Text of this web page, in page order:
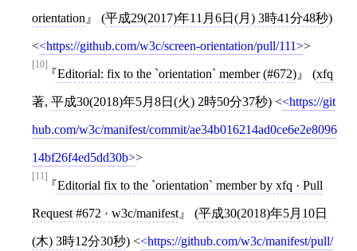
orientation (平成29(2017)年11月6日(月) 3時41分48秒)
< https://github.com/w3c/screen-orientation/pull/111 >
[10]
Editorial: fix to the `orientation` member (#672) (xfq
著, 平成30(2018)年5月8日(火) 2時50分37秒) < https://git
hub.com/w3c/manifest/commit/ae34b016214ad0ce6e2e8096
14bf26f4ed5dd30b >
[11]
Editorial fix to the `orientation` member by xfq · Pull
Request #672 · w3c/manifest (平成30(2018)年5月10日
(木) 3時12分30秒) < https://github.com/w3c/manifest/pull/